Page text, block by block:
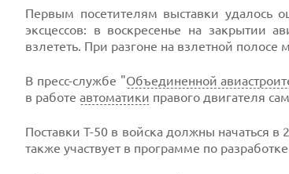
Первым посетителям выставки удалось
эксцессов: в воскресенье на закрытии
взлететь. При разгоне на взлетной
В пресс-службе "Объединенной
в работе автоматики правого двигателя
Поставки Т-50 в войска должны начаться в
также участвует в программе по